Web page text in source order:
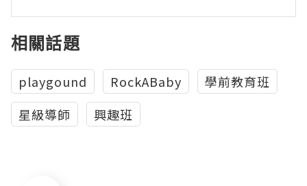
相關話題
playgound RockABaby
學前教育班
星級導師
興趣班